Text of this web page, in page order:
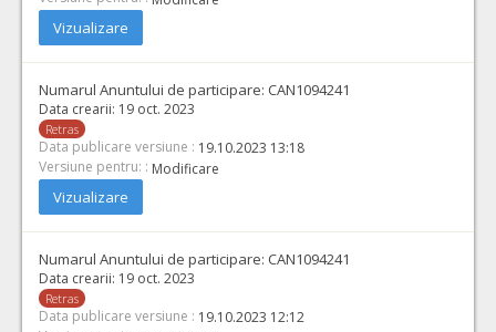
Vizualizare
Numarul Anuntului de participare: CAN1094241
Data crearii: 19 oct. 2023
Retras
Data publicare versiune : 19.10.2023 13:18
Versiune pentru: : Modificare
Vizualizare
Numarul Anuntului de participare: CAN1094241
Data crearii: 19 oct. 2023
Retras
Data publicare versiune : 19.10.2023 12:12